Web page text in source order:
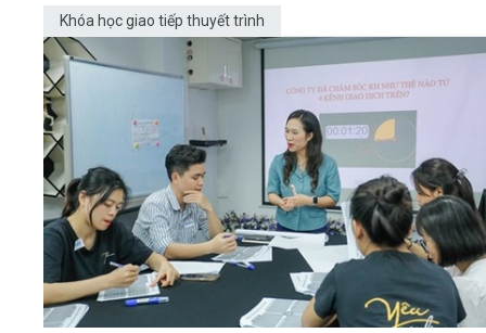
Khóa học giao tiếp thuyết trình